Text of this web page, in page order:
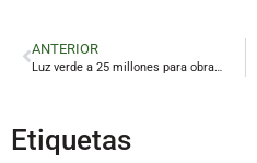
ANTERIOR
Luz verde a 25 millones para obras y servicios en la provincia
Etiquetas